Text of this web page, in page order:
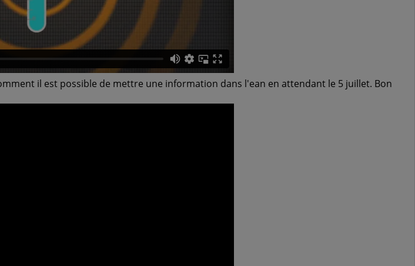
filtre douche - letempledelavie
907,00 € 938,00 €
il est possible de mettre une information dans l'ean en attendant le 5 juillet. Bon